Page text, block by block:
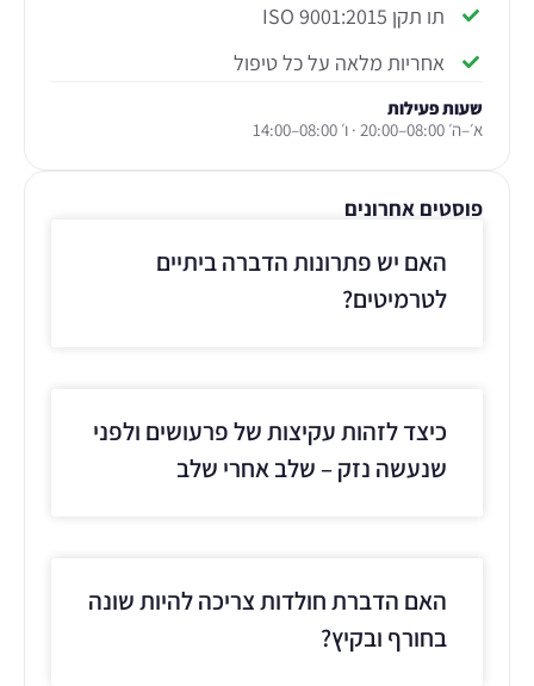
תו תקן ISO 9001:2015
אחריות מלאה על כל טיפול
שעות פעילות
א׳–ה׳ 08:00–20:00 · ו׳ 08:00–14:00
פוסטים אחרונים
האם יש פתרונות הדברה ביתיים
לטרמיטים?
כיצד לזהות עקיצות של פרעושים ולפני
שנעשה נזק – שלב אחרי שלב
האם הדברת חולדות צריכה להיות שונה
בחורף ובקיץ?